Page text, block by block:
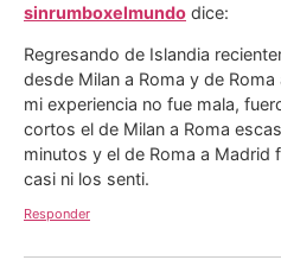
sinrumboxelmundo dice:
Regresando de Islandia
desde Milan a Roma y de
mi experiencia no fue mala,
cortos el de Milan a Roma
minutos y el de Roma a Madrid
casi ni los senti.
Responder